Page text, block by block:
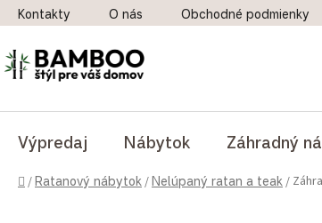
Prejsť na obsah
Kontakty O nás Obchodné podmienky
Výpredaj Nábytok Záhradný
Domov
/Ratanový nábytok /Nelúpaný ratan a teak /